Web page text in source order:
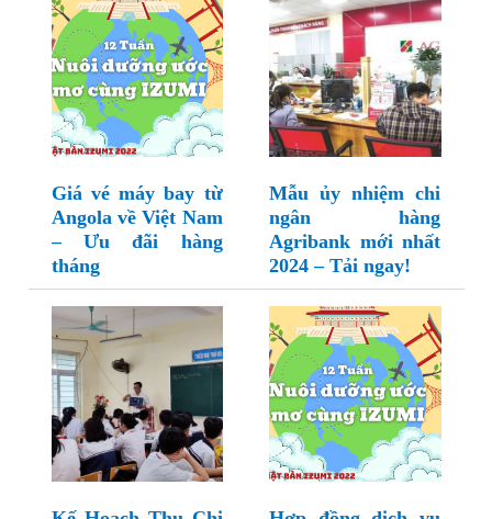
Giá vé máy bay từ
Angola về Việt Nam
– Ưu đãi hàng
tháng
Mẫu ủy nhiệm chi
ngân hàng
Agribank mới nhất
2024 – Tải ngay!